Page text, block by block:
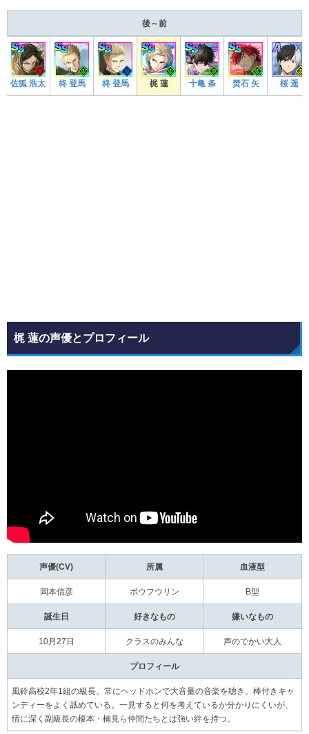
後～前
佐狐 浩太 柊 登馬 柊 登馬 梶 蓮 十亀 条 焚石 矢 桜 遥
梶 蓮の声優とプロフィール
声優(CV) 所属 血液型
岡本信彦 ボウフウリン B型
誕生日 好きなもの 嫌いなもの
10月27日 クラスのみんな 声のでかい大人
プロフィール
風鈴高校2年1組の級長。常にヘッドホンで大音量の音楽を聴き、棒付きキャ
ンディーをよく舐めている。一見すると何を考えているか分かりにくいが、
情に深く副級長の榎本・楠見ら仲間たちとは強い絆を持つ。